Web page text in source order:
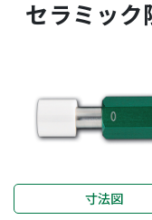
セラミック
寸法図